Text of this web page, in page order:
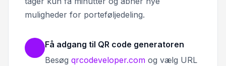
muligheder for porteføljedeling.
Få adgang til QR code generatoren
Besøg qrcodeveloper.com og vælg URL